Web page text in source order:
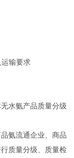
输要求
水氨产品质量分级
氨流通企业、商品
质量分级、质量检